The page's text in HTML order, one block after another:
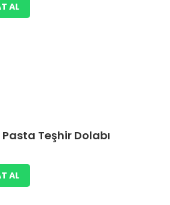
AL
Teşhir Dolabı
AL